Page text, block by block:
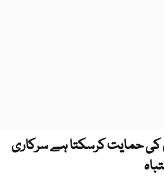
حمایت کرسکتا ہے سرکاری